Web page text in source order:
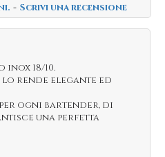
- Scrivi una recensione
18/10.
lo rende elegante ed
ogni bartender, di
una perfetta